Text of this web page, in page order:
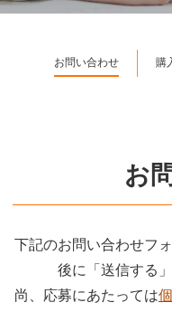
お問い合わせ 購
お
下記のお問い合わせフ
後に「送信する
尚、応募にあたっては